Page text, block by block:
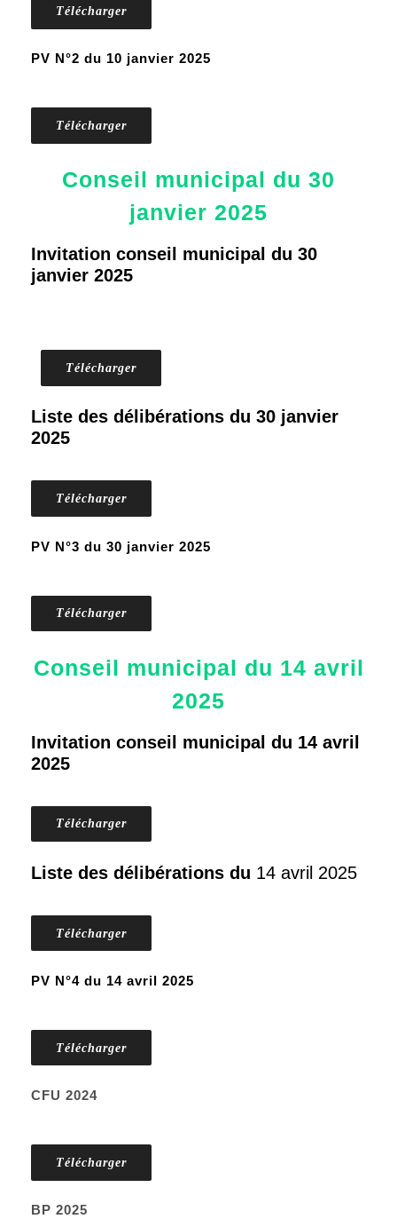
Télécharger
PV N°2 du 10 janvier 2025
Télécharger
Conseil municipal du 30
janvier 2025
Invitation conseil municipal du 30
janvier 2025
Télécharger
Liste des délibérations du 30 janvier
2025
Télécharger
PV N°3 du 30 janvier 2025
Télécharger
Conseil municipal du 14 avril
2025
Invitation conseil municipal du 14 avril
2025
Télécharger
Liste des délibérations du 14 avril 2025
Télécharger
PV N°4 du 14 avril 2025
Télécharger
CFU 2024
Télécharger
BP 2025